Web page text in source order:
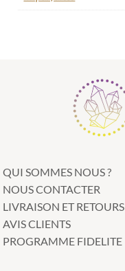
QUI SOMMES NOUS ?
NOUS CONTACTER
LIVRAISON ET RETOURS
AVIS CLIENTS
PROGRAMME FIDELITE